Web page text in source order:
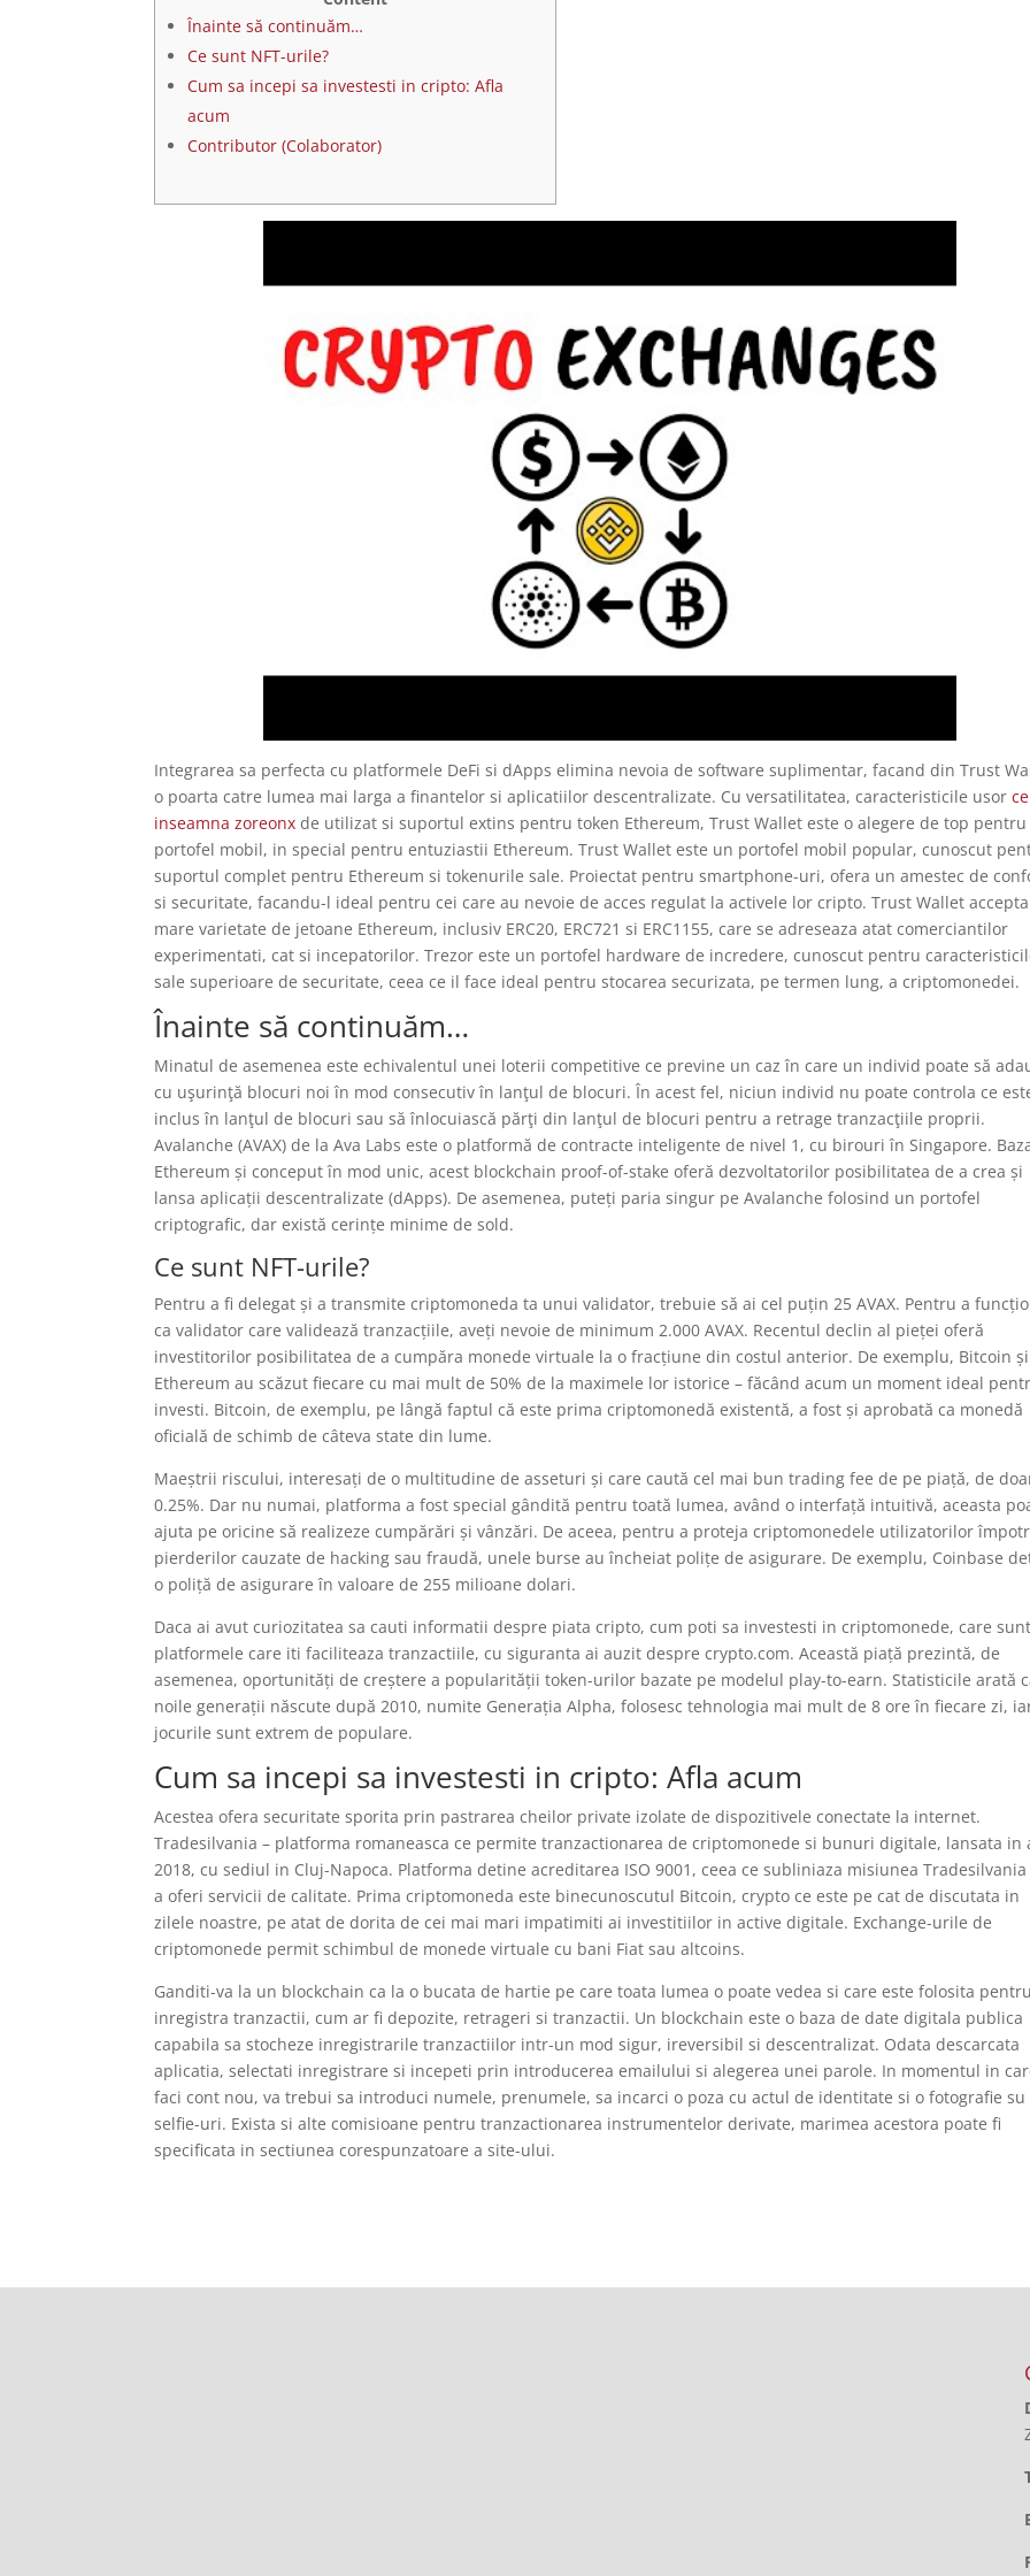
Înainte să continuăm…
Ce sunt NFT-urile?
Cum sa incepi sa investesti in cripto: Afla
acum
Contributor (Colaborator)
Integrarea sa perfecta cu platformele DeFi si dApps elimina nevoia de software suplimentar, facand din Trust
o poarta catre lumea mai larga a finantelor si aplicatiilor descentralizate. Cu versatilitatea, caracteristicile usorce
inseamna zoreonx de utilizat si suportul extins pentru token Ethereum, Trust Wallet este o alegere de top pentru
portofel mobil, in special pentru entuziastii Ethereum. Trust Wallet este un portofel mobil popular, cunoscut
suportul complet pentru Ethereum si tokenurile sale. Proiectat pentru smartphone-uri, ofera un amestec de
si securitate, facandu-l ideal pentru cei care au nevoie de acces regulat la activele lor cripto. Trust Wallet
mare varietate de jetoane Ethereum, inclusiv ERC20, ERC721 si ERC1155, care se adreseaza atat comerciantilor
experimentati, cat si incepatorilor. Trezor este un portofel hardware de incredere, cunoscut pentru
sale superioare de securitate, ceea ce il face ideal pentru stocarea securizata, pe termen lung, a criptomonedei.
Înainte să continuăm…
Minatul de asemenea este echivalentul unei loterii competitive ce previne un caz în care un individ poate să
cu uşurinţă blocuri noi în mod consecutiv în lanţul de blocuri. În acest fel, niciun individ nu poate controla ce
inclus în lanţul de blocuri sau să înlocuiască părţi din lanţul de blocuri pentru a retrage tranzacţiile proprii.
Avalanche (AVAX) de la Ava Labs este o platformă de contracte inteligente de nivel 1, cu birouri în Singapore.
Ethereum și conceput în mod unic, acest blockchain proof-of-stake oferă dezvoltatorilor posibilitatea de a crea și
lansa aplicații descentralizate (dApps). De asemenea, puteți paria singur pe Avalanche folosind un portofel
criptografic, dar există cerințe minime de sold.
Ce sunt NFT-urile?
Pentru a fi delegat și a transmite criptomoneda ta unui validator, trebuie să ai cel puțin 25 AVAX. Pentru a
ca validator care validează tranzacțiile, aveți nevoie de minimum 2.000 AVAX. Recentul declin al pieței oferă
investitorilor posibilitatea de a cumpăra monede virtuale la o fracțiune din costul anterior. De exemplu, Bitcoin și
Ethereum au scăzut fiecare cu mai mult de 50% de la maximele lor istorice – făcând acum un moment ideal
investi. Bitcoin, de exemplu, pe lângă faptul că este prima criptomonedă existentă, a fost și aprobată ca monedă
oficială de schimb de câteva state din lume.
Maeștrii riscului, interesați de o multitudine de asseturi și care caută cel mai bun trading fee de pe piață, de
0.25%. Dar nu numai, platforma a fost special gândită pentru toată lumea, având o interfață intuitivă, aceasta
ajuta pe oricine să realizeze cumpărări și vânzări. De aceea, pentru a proteja criptomonedele utilizatorilor
pierderilor cauzate de hacking sau fraudă, unele burse au încheiat polițe de asigurare. De exemplu, Coinbase
o poliță de asigurare în valoare de 255 milioane dolari.
Daca ai avut curiozitatea sa cauti informatii despre piata cripto, cum poti sa investesti in criptomonede, care sunt
platformele care iti faciliteaza tranzactiile, cu siguranta ai auzit despre crypto.com. Această piață prezintă, de
asemenea, oportunități de creștere a popularității token-urilor bazate pe modelul play-to-earn. Statisticile arată
noile generații născute după 2010, numite Generația Alpha, folosesc tehnologia mai mult de 8 ore în fiecare zi,
jocurile sunt extrem de populare.
Cum sa incepi sa investesti in cripto: Afla acum
Acestea ofera securitate sporita prin pastrarea cheilor private izolate de dispozitivele conectate la internet.
Tradesilvania – platforma romaneasca ce permite tranzactionarea de criptomonede si bunuri digitale, lansata in
2018, cu sediul in Cluj-Napoca. Platforma detine acreditarea ISO 9001, ceea ce subliniaza misiunea Tradesilvania
a oferi servicii de calitate. Prima criptomoneda este binecunoscutul Bitcoin, crypto ce este pe cat de discutata in
zilele noastre, pe atat de dorita de cei mai mari impatimiti ai investitiilor in active digitale. Exchange-urile de
criptomonede permit schimbul de monede virtuale cu bani Fiat sau altcoins.
Ganditi-va la un blockchain ca la o bucata de hartie pe care toata lumea o poate vedea si care este folosita
inregistra tranzactii, cum ar fi depozite, retrageri si tranzactii. Un blockchain este o baza de date digitala publica
capabila sa stocheze inregistrarile tranzactiilor intr-un mod sigur, ireversibil si descentralizat. Odata descarcata
aplicatia, selectati inregistrare si incepeti prin introducerea emailului si alegerea unei parole. In momentul in
faci cont nou, va trebui sa introduci numele, prenumele, sa incarci o poza cu actul de identitate si o fotografie su
selfie-uri. Exista si alte comisioane pentru tranzactionarea instrumentelor derivate, marimea acestora poate fi
specificata in sectiunea corespunzatoare a site-ului.